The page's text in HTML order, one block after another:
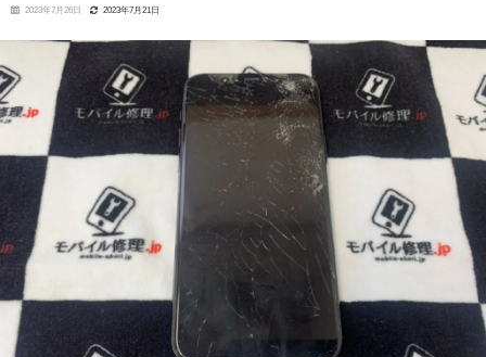
2023年7月26日 2023年7月21日